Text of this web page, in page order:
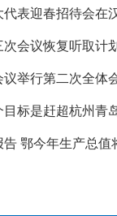
表迎春招待会在
会议恢复听取计
举行第二次全体
标是赶超杭州青
鄂今年生产总值